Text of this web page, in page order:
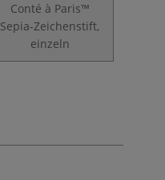
Conté à Paris™
Sepia-Zeichenstift,
einzeln